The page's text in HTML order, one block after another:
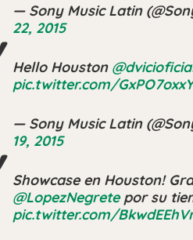
— Sony Music Latin
22, 2015
Hello Houston
pic.twitter.com/
— Sony Music Latin
19, 2015
Showcase en Houston!
@LopezNegretepor su
pic.twitter.com/